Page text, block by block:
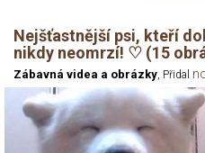
Nejšťastnější psi, kteří
nikdy neomrzí! ♡ (15
Zábavná videa a obrázky, Přidal